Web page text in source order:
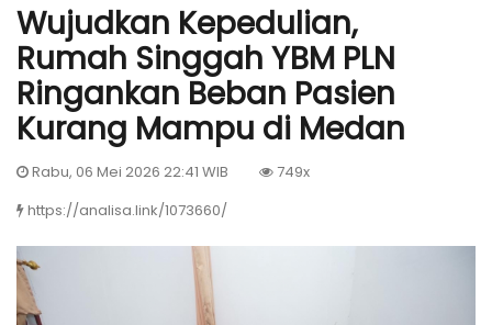
Wujudkan Kepedulian,
Rumah Singgah YBM PLN
Ringankan Beban Pasien
Kurang Mampu di Medan
Rabu, 06 Mei 2026 22:41 WIB
749x
https://analisa.link/1073660/